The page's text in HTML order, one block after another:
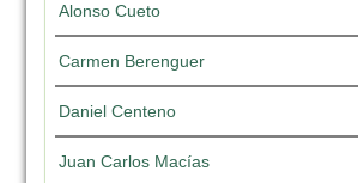
Alonso Cueto
Carmen Berenguer
Daniel Centeno
Juan Carlos Macías